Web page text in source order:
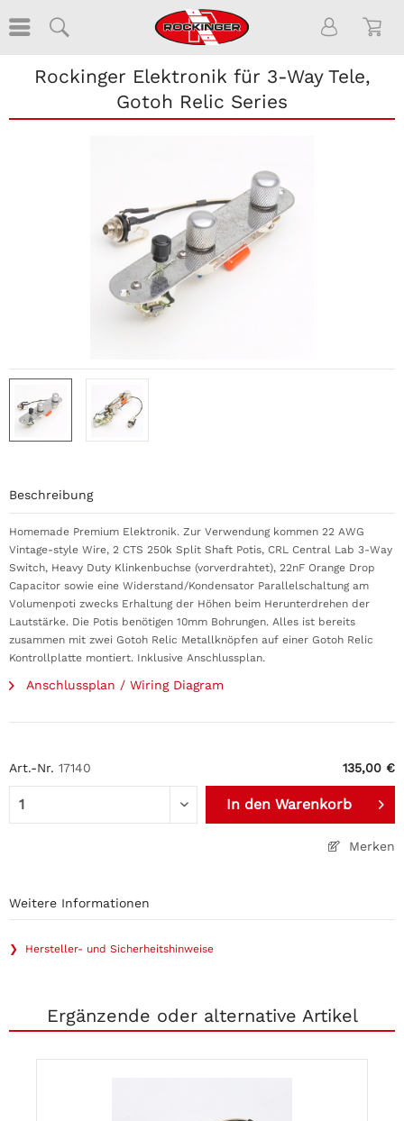
Rockinger Elektronik für 3-Way Tele,
Gotoh Relic Series
Art.-Nr. 17140 135,00 €
In den Warenkorb
Merken
Beschreibung
Homemade Premium Elektronik. Zur Verwendung kommen 22 AWG
Vintage-style Wire, 2 CTS 250k Split Shaft Potis, CRL Central Lab 3-Way
Switch, Heavy Duty Klinkenbuchse (vorverdrahtet), 22nF Orange Drop
Capacitor sowie eine Widerstand/Kondensator Parallelschaltung am
Volumenpoti zwecks Erhaltung der Höhen beim Herunterdrehen der
Lautstärke. Die Potis benötigen 10mm Bohrungen. Alles ist bereits
zusammen mit zwei Gotoh Relic Metallknöpfen auf einer Gotoh Relic
Kontrollplatte montiert. Inklusive Anschlussplan.
Anschlussplan / Wiring Diagram
Weitere Informationen
❯ Hersteller- und Sicherheitshinweise
Ergänzende oder alternative Artikel